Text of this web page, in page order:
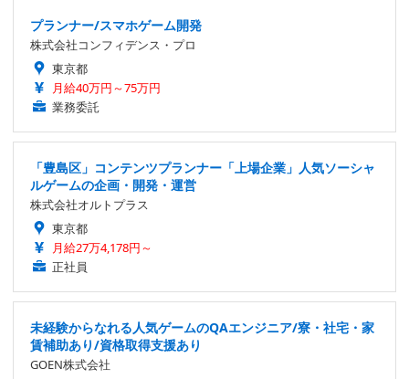
プランナー/スマホゲーム開発
株式会社コンフィデンス・プロ
東京都
月給40万円～75万円
業務委託
「豊島区」コンテンツプランナー「上場企業」人気ソーシャ
ルゲームの企画・開発・運営
株式会社オルトプラス
東京都
月給27万4,178円～
正社員
未経験からなれる人気ゲームのQAエンジニア/寮・社宅・家
賃補助あり/資格取得支援あり
GOEN株式会社